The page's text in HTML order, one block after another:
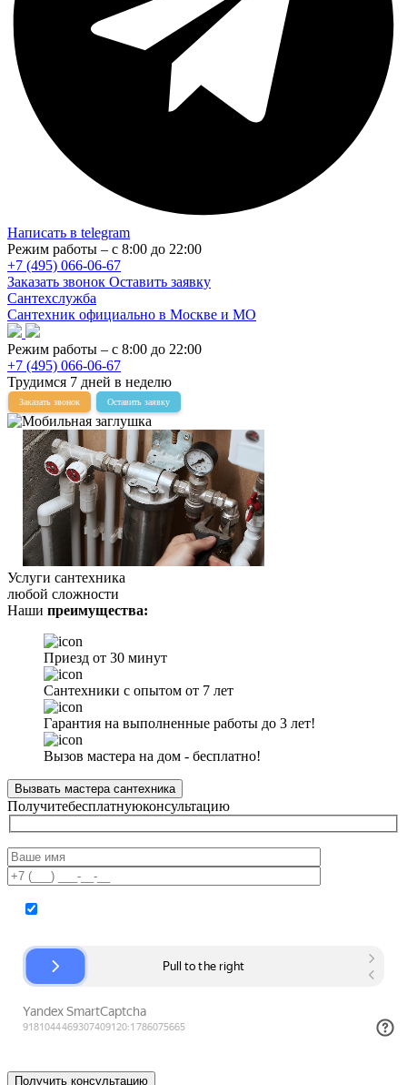
Написать в telegram
Режим работы – с 8:00 до 22:00
+7 (495) 066-06-67
Заказать звонок Оставить заявку
Сантехслужба
Сантехник официально в Москве и МО
Режим работы – с 8:00 до 22:00
+7 (495) 066-06-67
Трудимся 7 дней в неделю
Заказать звонок Оставить заявку
Услуги сантехника
любой сложности
Наши преимущества:
Приезд от 30 минут
Сантехники с опытом от 7 лет
Гарантия на выполненные работы до 3 лет!
Вызов мастера на дом - бесплатно!
Вызвать мастера сантехника
Получитебесплатнуюконсультацию